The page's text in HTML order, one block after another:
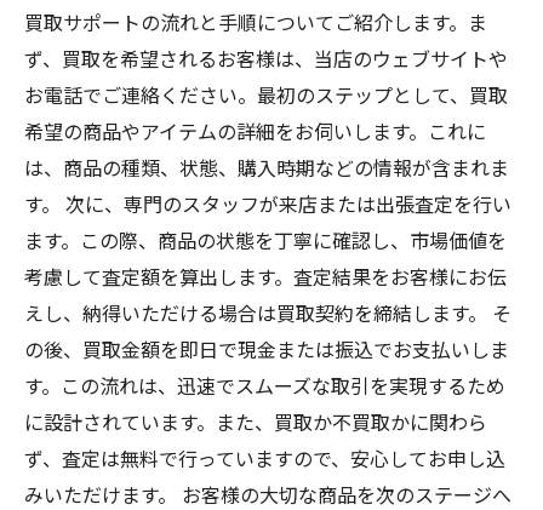
買取サポートの流れと手順についてご紹介します。ま
ず、買取を希望されるお客様は、当店のウェブサイトや
お電話でご連絡ください。最初のステップとして、買取
希望の商品やアイテムの詳細をお伺いします。これに
は、商品の種類、状態、購入時期などの情報が含まれま
す。 次に、専門のスタッフが来店または出張査定を行い
ます。この際、商品の状態を丁寧に確認し、市場価値を
考慮して査定額を算出します。査定結果をお客様にお伝
えし、納得いただける場合は買取契約を締結します。 そ
の後、買取金額を即日で現金または振込でお支払いしま
す。この流れは、迅速でスムーズな取引を実現するため
に設計されています。また、買取か不買取かに関わら
ず、査定は無料で行っていますので、安心してお申し込
みいただけます。 お客様の大切な商品を次のステージへ